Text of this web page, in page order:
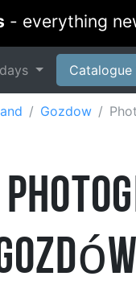
- everything
days Catalogue
Gozdow